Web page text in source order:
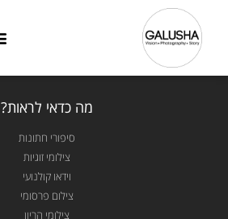
מה כדאי לראות?
סיפורי חתונות
צילומי זוגיות
וידאו קולנועי
צילום פרסומי
צילומי הריון